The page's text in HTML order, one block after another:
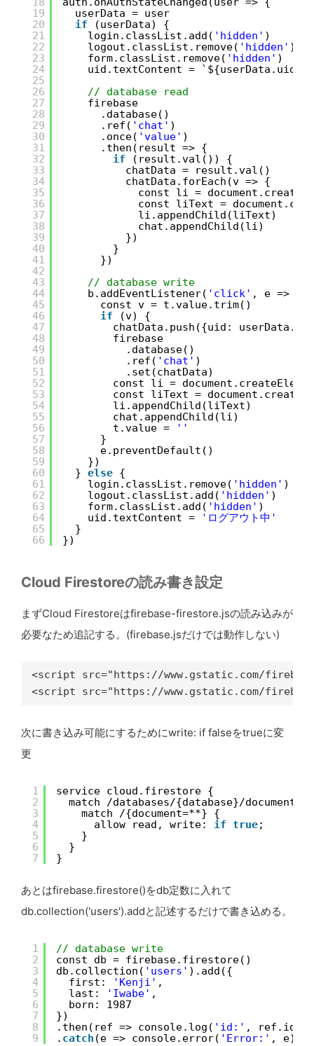
19
20
21
22
23
24
25
26
27
28
29
30
31
32
33
34
35
36
37
38
39
40
41
42
43
44
45
46
47
48
49
50
51
52
53
54
55
56
57
58
59
60
61
62
63
64
65
66
userData = user
if
(userData) {
login.classList.add( 'hidden' )
logout.classList.remove( 'hidden' )
form.classList.remove( 'hidden' )
uid.textContent = `${userData.uid}で
// database read
firebase
.database()
.ref( 'chat' )
.once( 'value' )
.then(result => {
if
(result.val()) {
chatData = result.val()
chatData.forEach(v => {
const li =
const liText =
li.appendChild(liText)
chat.appendChild(li)
})
}
})
// database write
b.addEventListener( 'click' , e => {
const v = t.value.trim()
if
(v) {
chatData.push({uid:
firebase
.database()
.ref( 'chat' )
.set(chatData)
const li =
const liText =
li.appendChild(liText)
chat.appendChild(li)
t.value =
''
}
e.preventDefault()
})
} else {
login.classList.remove( 'hidden' )
logout.classList.add( 'hidden' )
form.classList.add( 'hidden' )
uid.textContent =
'ログアウト中'
}
})
Cloud Firestoreの読み書き設定
まずCloud Firestoreはfirebase-firestore.jsの読み込みが
必要なため追記する。(firebase.jsだけでは動作しない)
<script src="https://www.gstatic.com/
次に書き込み可能にするためにwrite: if falseをtrueに変
更
1
2
3
4
5
6
7
service cloud.firestore {
match /databases/{database}/documents {
match /{document=**} {
allow read, write: if true;
}
}
}
あとはfirebase.firestore()をdb定数に入れて
db.collection('users').addと記述するだけで書き込める。
1
2
3
4
5
6
7
8
9
// database write
const db = firebase.firestore()
db.collection( 'users' ).add({
first:
'Kenji' ,
last:
'Iwabe' ,
born: 1987
})
.then(ref => console.log( 'id:' , ref.id))
. catch (e => console.error( 'Error:' , e))